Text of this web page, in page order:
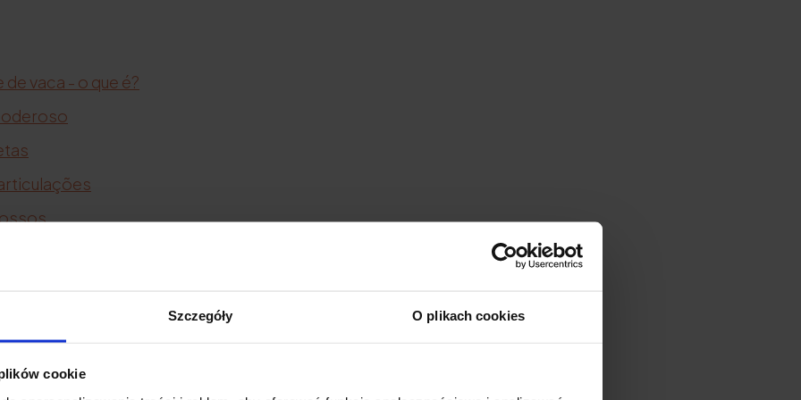
Szczegóły O plikach cookies
cookie
vaca - o que é?